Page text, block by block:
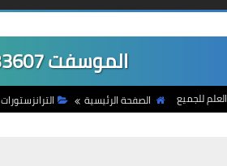
الموسفت IRFB3607
العلم للجميع الصفحة الرئيسية الترانزستورات Transistors